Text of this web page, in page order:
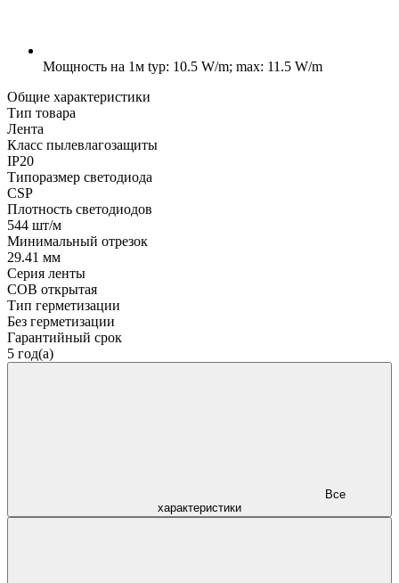
Мощность на 1м typ: 10.5 W/m; max: 11.5 W/m
Общие характеристики
Тип товара
Лента
Класс пылевлагозащиты
IP20
Типоразмер светодиода
CSP
Плотность светодиодов
544 шт/м
Минимальный отрезок
29.41 мм
Серия ленты
COB открытая
Тип герметизации
Без герметизации
Гарантийный срок
5 год(а)
характеристики